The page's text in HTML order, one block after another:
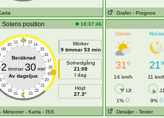
Grafer - Prognos
Solens position 18:37:46
11 13
10
14
09
15
16
17
18
19
20
03
21
02
22
01 23
Beräknad
2 timmar 30 min
Av dagsljus
Mörker
9 timmar 53 min
Solnedgång
21:08
I dag
Höjd
27.3°
- Meteorer - Karta - ISS
Danas
Noćas
31° 21°
14 km/h 11 km/
IJI
1%
9%
Detaljer - Texter